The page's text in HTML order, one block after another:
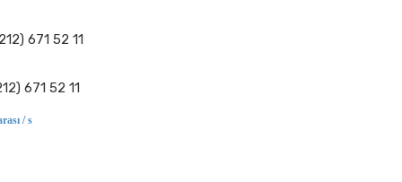
671 52 11
671 52 11
/ s